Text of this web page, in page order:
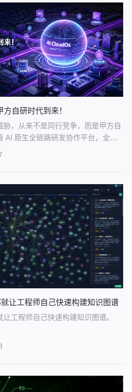
自研时代到来！
，从来不是同行竞争，而是甲方自
AI 原生全链路研发协作平台，全方
让工程师自己快速构建知识图谱
工程师自己快速构建知识图谱。